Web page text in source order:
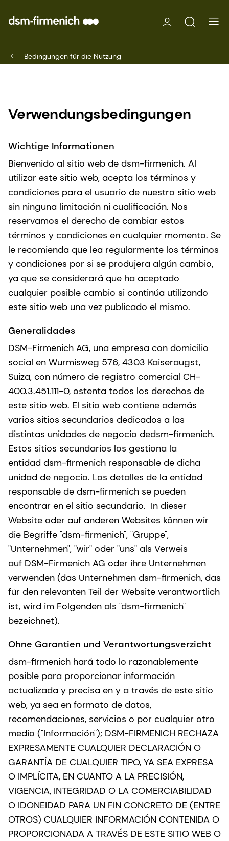
Bedingungen für die Nutzung
Verwendungsbedingungen
Wichtige Informationen
Bienvenido al sitio web de dsm-firmenich. Al
utilizar este sitio web, acepta los términos y
condiciones para el usuario de nuestro sitio web
sin ninguna limitación ni cualificación. Nos
reservamos el derecho de cambiar estos
términos y condiciones en cualquier momento. Se
le recomienda que lea regularmente los términos
y condiciones por si se produjera algún cambio,
ya que se considerará que ha aceptado
cualquier posible cambio si continúa utilizando
este sitio web una vez publicado el mismo.
Generalidades
DSM-Firmenich AG, una empresa con domicilio
social en Wurmisweg 576, 4303 Kaiseraugst,
Suiza, con número de registro comercial CH-
400.3.451.111-0, ostenta todos los derechos de
este sitio web. El sitio web contiene además
varios sitios secundarios dedicados a las
distintas unidades de negocio dedsm-firmenich.
Estos sitios secundarios los gestiona la
entidad dsm-firmenich responsable de dicha
unidad de negocio. Los detalles de la entidad
responsable de dsm-firmenich se pueden
encontrar en el sitio secundario. In dieser
Website oder auf anderen Websites können wir
die Begriffe "dsm-firmenich", "Gruppe",
"Unternehmen", "wir" oder "uns" als Verweis
auf DSM-Firmenich AG oder ihre Unternehmen
verwenden (das Unternehmen dsm-firmenich, das
für den relevanten Teil der Website verantwortlich
ist, wird im Folgenden als "dsm-firmenich"
bezeichnet).
Ohne Garantien und Verantwortungsverzicht
dsm-firmenich hará todo lo razonablemente
posible para proporcionar información
actualizada y precisa en y a través de este sitio
web, ya sea en formato de datos,
recomendaciones, servicios o por cualquier otro
medio ("Información"); DSM-FIRMENICH RECHAZA
EXPRESAMENTE CUALQUIER DECLARACIÓN O
GARANTÍA DE CUALQUIER TIPO, YA SEA EXPRESA
O IMPLÍCITA, EN CUANTO A LA PRECISIÓN,
VIGENCIA, INTEGRIDAD O LA COMERCIABILIDAD
O IDONEIDAD PARA UN FIN CONCRETO DE (ENTRE
OTROS) CUALQUIER INFORMACIÓN CONTENIDA O
PROPORCIONADA A TRAVÉS DE ESTE SITIO WEB O